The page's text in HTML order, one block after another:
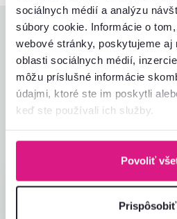
sociálnych médií a analýzu
súbory cookie. Informácie o
webové stránky, poskytujeme aj
oblasti sociálnych médií,
môžu príslušné informácie
údajmi, ktoré ste im poskytli
keď ste používali ich služby.
Povoliť
Prispôsobiť
Hodnotenia produktu
4,5
4 recenzie
Jednoduchosť
Kvalita výrobku
Zodpovedá
Zabalenie výrobku
K
Katarína Ď.